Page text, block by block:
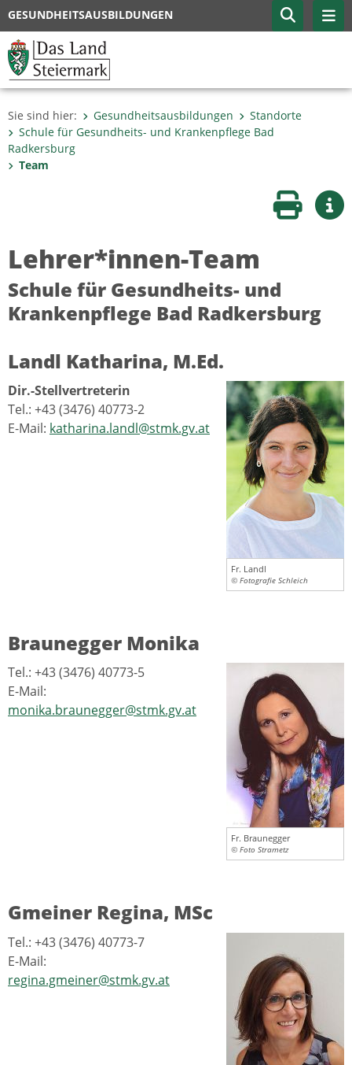
GESUNDHEITSAUSBILDUNGEN
Sie sind hier: Gesundheitsausbildungen
Standorte
Schule für Gesundheits- und Krankenpflege Bad
Radkersburg
Team
Seite
Lehrer*innen-Team
Schule für Gesundheits- und
Krankenpflege Bad Radkersburg
Landl Katharina, M.Ed.
Fr. Landl
© Fotografie Schleich
Dir.-Stellvertreterin
Tel.: +43 (3476) 40773-2
E-Mail: katharina.landl@stmk.gv.at
Braunegger Monika
Fr. Braunegger
© Foto Strametz
Tel.: +43 (3476) 40773-5
E-Mail:
monika.braunegger@stmk.gv.at
Gmeiner Regina, MSc
Tel.: +43 (3476) 40773-7
E-Mail:
regina.gmeiner@stmk.gv.at